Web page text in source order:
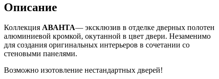
Описание
Коллекция АВАНТА— эксклюзив в отделке дверных полотен
алюминиевой кромкой, окутанной в цвет двери. Незаменимо
для создания оригинальных интерьеров в сочетании со
стеновыми панелями.
Возможно изотовление нестандартных дверей!